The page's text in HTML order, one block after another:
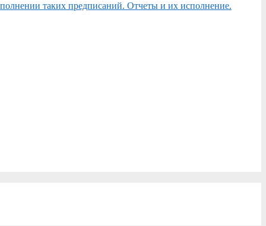
таких предписаний. Отчеты и их исполнение.